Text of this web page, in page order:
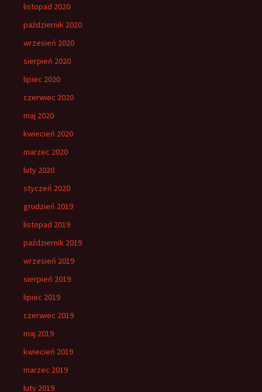
listopad 2020
październik 2020
wrzesień 2020
sierpień 2020
lipiec 2020
czerwiec 2020
maj 2020
kwiecień 2020
marzec 2020
luty 2020
styczeń 2020
grudzień 2019
listopad 2019
październik 2019
wrzesień 2019
sierpień 2019
lipiec 2019
czerwiec 2019
maj 2019
kwiecień 2019
marzec 2019
luty 2019